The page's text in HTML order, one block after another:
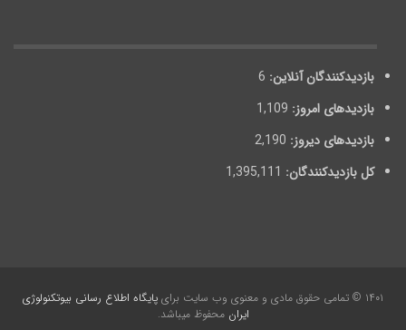
بازدیدکنندگان آنلاین: 6
بازدیدهای امروز: 1,109
بازدیدهای دیروز: 2,190
کل بازدیدکنند‌گان: 1,395,111
۱۴۰۱ © تمامی حقوق مادی و معنوی وب سایت برای
پایگاه اطلاع رسانی بیوتکنولوژی
ایران محفوظ می‎باشد.